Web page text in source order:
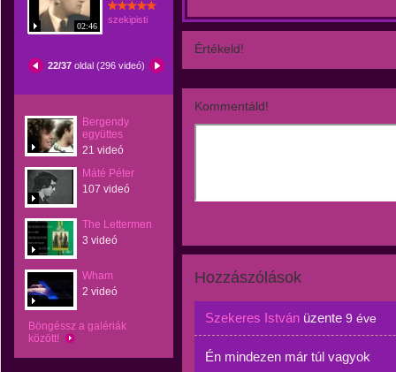
02:46
szekipisti
22/37 oldal (296 videó)
Bergendy
együttes
21 videó
Máté Péter
107 videó
The Lettermen
3 videó
Wham
2 videó
Böngéssz a galériák
között!
Értékeld!
Kommentáld!
Hozzászólások
Szekeres István üzente 9 éve
Én mindezen már túl vagyok